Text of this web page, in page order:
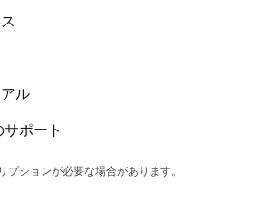
ル
ポート
ションが必要な場合があります。